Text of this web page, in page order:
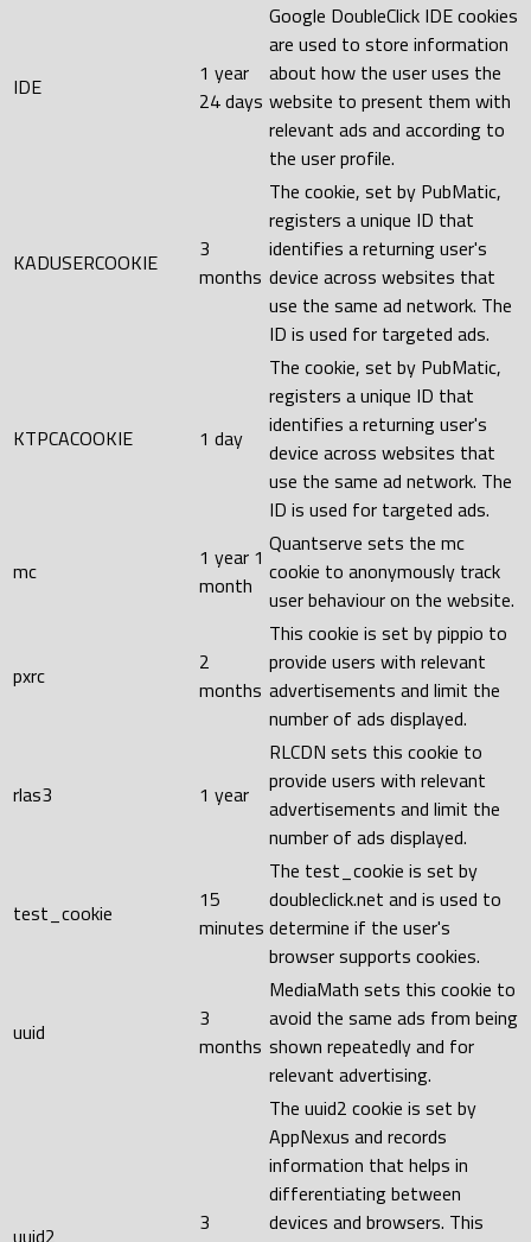
IDE
1 year
24 days
Google DoubleClick IDE cookies
are used to store information
about how the user uses the
website to present them with
relevant ads and according to
the user profile.
KADUSERCOOKIE
3
months
The cookie, set by PubMatic,
registers a unique ID that
identifies a returning user's
device across websites that
use the same ad network. The
ID is used for targeted ads.
KTPCACOOKIE 1 day
The cookie, set by PubMatic,
registers a unique ID that
identifies a returning user's
device across websites that
use the same ad network. The
ID is used for targeted ads.
mc
1 year 1
month
Quantserve sets the mc
cookie to anonymously track
user behaviour on the website.
pxrc
2
months
This cookie is set by pippio to
provide users with relevant
advertisements and limit the
number of ads displayed.
rlas3 1 year
RLCDN sets this cookie to
provide users with relevant
advertisements and limit the
number of ads displayed.
test_cookie
15
minutes
The test_cookie is set by
doubleclick.net and is used to
determine if the user's
browser supports cookies.
uuid
3
months
MediaMath sets this cookie to
avoid the same ads from being
shown repeatedly and for
relevant advertising.
3
The uuid2 cookie is set by
AppNexus and records
information that helps in
differentiating between
devices and browsers. This